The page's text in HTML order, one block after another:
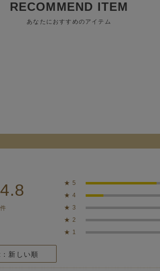
RECOMMEND ITEM
あなたにおすすめのアイテム
4.8
件
★ 5
★ 4
★ 3
★ 2
★ 1
新しい順